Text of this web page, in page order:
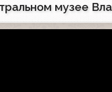
музее